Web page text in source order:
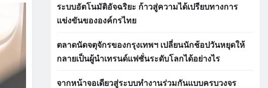
ระบบอัตโนมัติอัจฉริยะ ก้าวสู่ความได้เปรียบทางการ
แข่งขันขององค์กรไทย
ตลาดนัดจตุจักรของกรุงเทพฯ เปลี่ยนนักช้อปวันหยุดให้
กลายเป็นผู้นำเทรนด์แฟชั่นระดับโลกได้อย่างไร
จากหน้าจอเดียวสู่ระบบทำงานร่วมกันแบบครบวงจร